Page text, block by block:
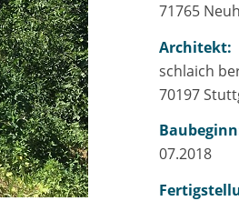
71765
Architekt:
schlaich
70197
07.2018